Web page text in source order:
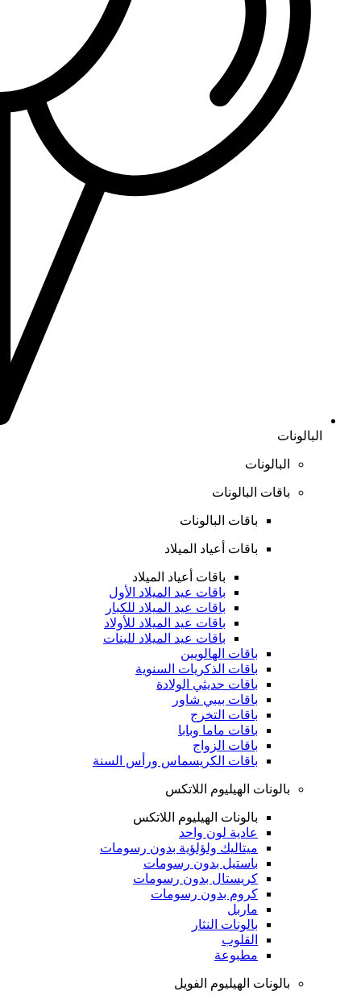
البالونات
البالونات
باقات البالونات
باقات البالونات
باقات أعياد الميلاد
باقات أعياد الميلاد
باقات عيد الميلاد الأول
باقات عيد الميلاد للكبار
باقات عيد الميلاد للأولاد
باقات عيد الميلاد للبنات
باقات الهالويين
باقات الذكريات السنوية
باقات حديثي الولادة
باقات بيبي شاور
باقات التخرج
باقات ماما وبابا
باقات الزواج
باقات الكريسماس ورأس السنة
بالونات الهيليوم اللاتكس
بالونات الهيليوم اللاتكس
عادية لون واحد
ميتاليك ولؤلؤية بدون رسومات
باستيل بدون رسومات
كريستال بدون رسومات
كروم بدون رسومات
ماربل
بالونات النثار
القلوب
مطبوعة
بالونات الهيليوم الفويل